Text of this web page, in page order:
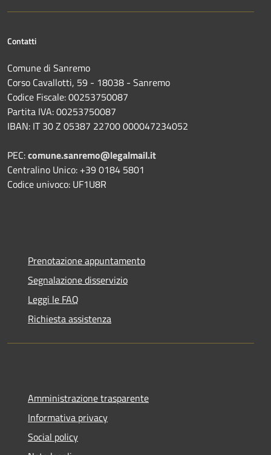
Contatti
Comune di Sanremo
Corso Cavallotti, 59 - 18038 - Sanremo
Codice Fiscale: 00253750087
Partita IVA: 00253750087
IBAN: IT 30 Z 05387 22700 000047234052
PEC:comune.sanremo@legalmail.it
Centralino Unico: +39 0184 5801
Codice univoco: UF1U8R
Prenotazione appuntamento
Segnalazione disservizio
Leggi le FAQ
Richiesta assistenza
Amministrazione trasparente
Informativa privacy
Social policy